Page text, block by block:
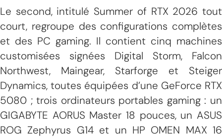
Le second, intitulé Summer of RTX 2026 tout
court, regroupe des configurations complètes
et des PC gaming. Il contient cinq machines
customisées signées Digital Storm, Falcon
Northwest, Maingear, Starforge et Steiger
Dynamics, toutes équipées d’une GeForce RTX
5080 ; trois ordinateurs portables gaming : un
GIGABYTE AORUS Master 18 pouces, un ASUS
ROG Zephyrus G14 et un HP OMEN MAX 16